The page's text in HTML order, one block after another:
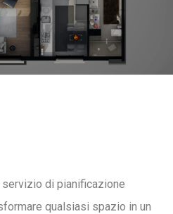
di pianificazione
qualsiasi spazio in un